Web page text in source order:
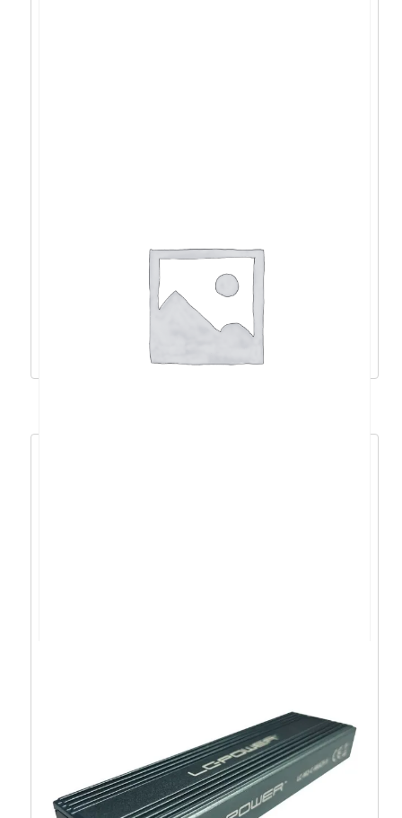
7200rpm – WD1005FBYZ
144,28€ 129,85 €
HDD Desktop WD Black (3.5”, 2TB, 64MB,
7200 RPM, SATA 6 Gb/s) – WD2003FZEX
166,97€ 150,28€